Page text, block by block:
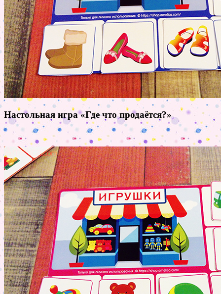
Настольная игра «Где что продаётся?»